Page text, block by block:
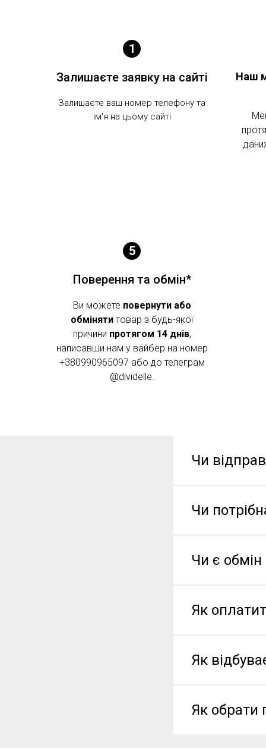
Залишаєте заявку на сайті
Залишаєте ваш номер телефону та
ім'я на цьому сайті
Наш
Поверення та обмін*
Ви можете повернути або
обміняти товар з будь-якої
причини протягом 14 днів,
написавши нам у вайбер на номер
+380990965097 або до телеграм
@dividelle.
Чи
Чи
Чи є
Як
Як
Як обрати